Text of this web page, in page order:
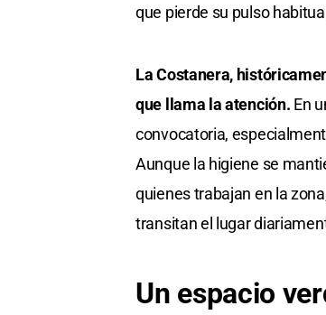
que pierde su pulso
La Costanera,
que llama la atención. En
convocatoria,
Aunque la higiene se
quienes trabajan en la
transitan el lugar
Un espacio